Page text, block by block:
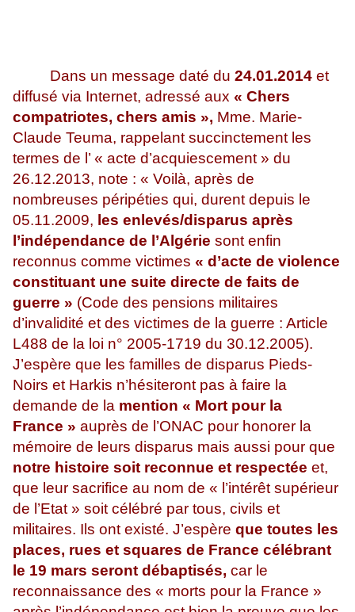
Dans un message daté du24.01.2014 et
diffusé via Internet, adressé aux « Chers
compatriotes, chers amis », Mme. Marie-
Claude Teuma, rappelant succinctement les
termes de l’ « acte d’acquiescement » du
26.12.2013, note : « Voilà, après de
nombreuses péripéties qui, durent depuis le
05.11.2009, les enlevés/disparus après
l’indépendance de l’Algérie sont enfin
reconnus comme victimes « d’acte de violence
constituant une suite directe de faits de
guerre » (Code des pensions militaires
d’invalidité et des victimes de la guerre : Article
L488 de la loi n° 2005-1719 du 30.12.2005).
J’espère que les familles de disparus Pieds-
Noirs et Harkis n’hésiteront pas à faire la
demande de la mention « Mort pour la
France » auprès de l’ONAC pour honorer la
mémoire de leurs disparus mais aussi pour que
notre histoire soit reconnue et respectée et,
que leur sacrifice au nom de « l’intérêt supérieur
de l’Etat » soit célébré par tous, civils et
militaires. Ils ont existé. J’espère que toutes les
places, rues et squares de France célébrant
le 19 mars seront débaptisés, car le
reconnaissance des « morts pour la France »